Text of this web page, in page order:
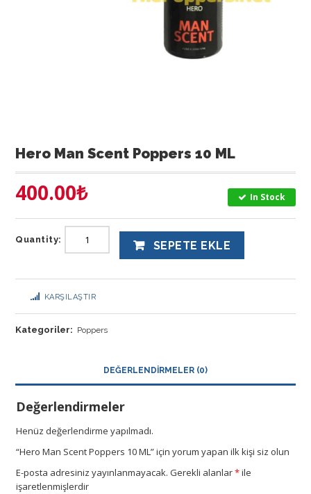
Hero Man Scent Poppers 10 ML
400.00₺ In Stock
Quantity: SEPETE EKLE
KARŞILAŞTIR
Kategoriler: Poppers
DEĞERLENDIRMELER (0)
Değerlendirmeler
Henüz değerlendirme yapılmadı.
“Hero Man Scent Poppers 10 ML” için yorum yapan ilk kişi siz olun
E-posta adresiniz yayınlanmayacak. Gerekli alanlar*ile
işaretlenmişlerdir